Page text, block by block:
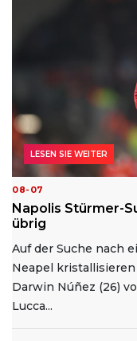
08-07
Napolis Stürmer-
übrig
Auf der Suche nach
Neapel
Darwin Núñez (26)
Lucca...
LESEN SIE WEITER